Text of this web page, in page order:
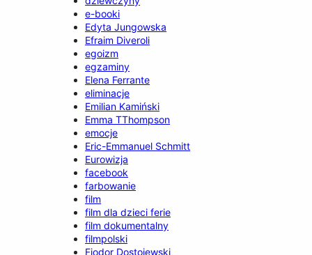
e-booki
Edyta Jungowska
Efraim Diveroli
egoizm
egzaminy
Elena Ferrante
eliminacje
Emilian Kamiński
Emma TThompson
emocje
Eric-Emmanuel Schmitt
Eurowizja
facebook
farbowanie
film
film dla dzieci ferie
film dokumentalny
filmpolski
Fiodor Dostojewski